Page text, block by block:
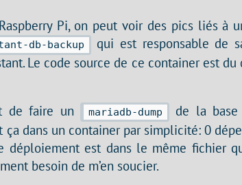
Pi, on peut voir des pics liés à
db-backup
qui est responsable de
Le code source de ce container est
de faire un
mariadb-dump
de la
ça dans un container par simplicité: 0
est dans le même fichier
besoin de m’en soucier.